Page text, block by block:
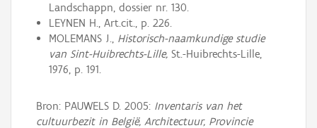
Landschappn, dossier nr. 130.
LEYNEN H., Art.cit., p. 226.
MOLEMANS J., Historisch-naamkundige studie
van Sint-Huibrechts-Lille,St.-Huibrechts-Lille,
1976, p. 191.
Bron: PAUWELS D. 2005: Inventaris van het
cultuurbezit in België, Architectuur, Provincie